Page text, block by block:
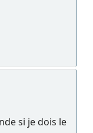
si je dois le